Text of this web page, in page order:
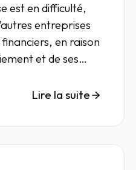
est en difficulté,
entreprises
en raison
et de ses
Lire la suite